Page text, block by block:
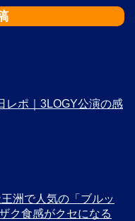
レポ｜3LOGY公演の感
洲で人気の「ブルッ
ク食感がクセになる